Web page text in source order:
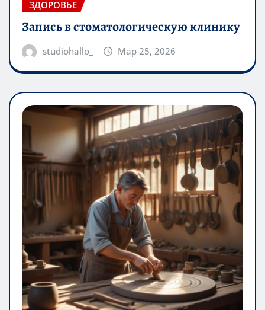
ЗДОРОВЬЕ
Запись в стоматологическую клинику
studiohallo_ Мар 25, 2026